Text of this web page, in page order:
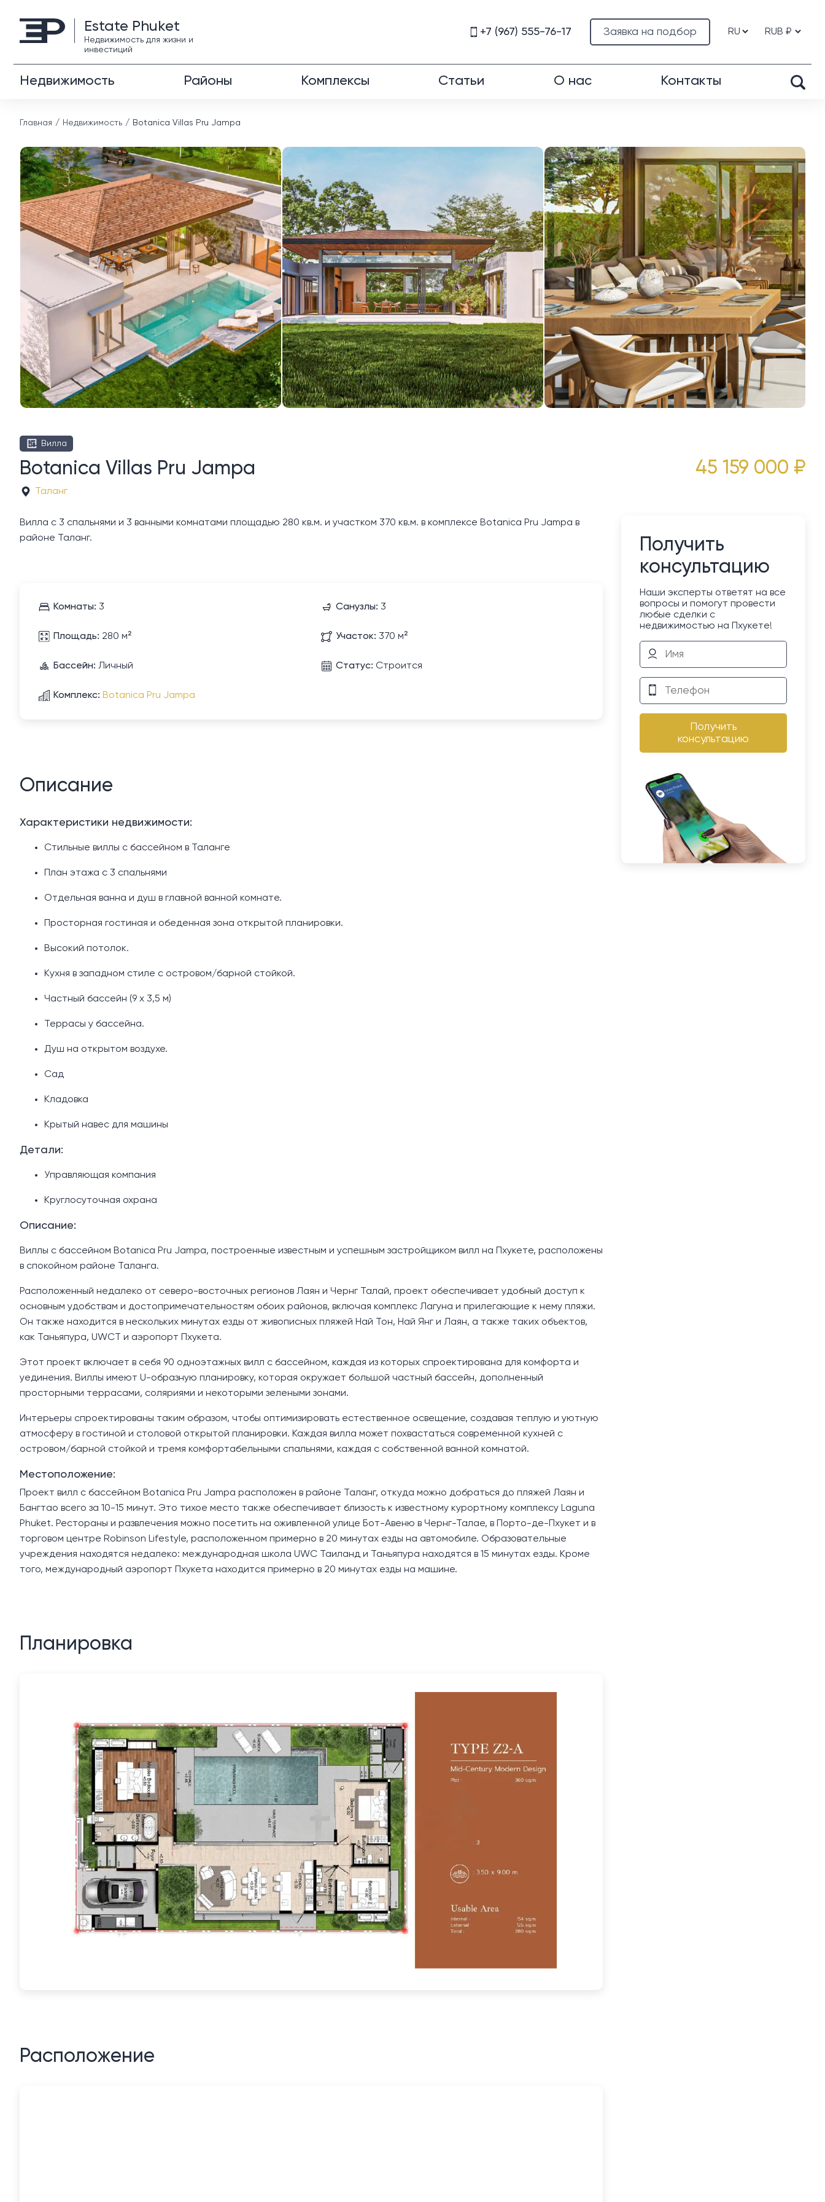
Estate Phuket
Недвижимость для жизни и
инвестиций
Заявка на подбор
+7 (967) 555-76-17
Недвижимость Районы Комплексы Статьи О нас Контакты
Главная Недвижимость Botanica Villas Pru Jampa
Вилла
Botanica Villas Pru Jampa
Таланг
45 159 000 ₽
Вилла с 3 спальнями и 3 ванными комнатами площадью 280 кв.м. и участком 370 кв.м. в комплексе Botanica Pru Jampa в
районе Таланг.
Комнаты: 3 Санузлы: 3
Площадь: 280 м² Участок: 370 м²
Бассейн: Личный Статус: Строится
Комплекс: Botanica Pru Jampa
Описание
Характеристики недвижимости:
Стильные виллы с бассейном в Таланге
План этажа с 3 спальнями
Отдельная ванна и душ в главной ванной комнате.
Просторная гостиная и обеденная зона открытой планировки.
Высокий потолок.
Кухня в западном стиле с островом/барной стойкой.
Частный бассейн (9 х 3,5 м)
Террасы у бассейна.
Душ на открытом воздухе.
Сад
Кладовка
Крытый навес для машины
Детали:
Управляющая компания
Круглосуточная охрана
Описание:
Виллы с бассейном Botanica Pru Jampa, построенные известным и успешным застройщиком вилл на Пхукете, расположены
в спокойном районе Таланга.
Расположенный недалеко от северо-восточных регионов Лаян и Чернг Талай, проект обеспечивает удобный доступ к
основным удобствам и достопримечательностям обоих районов, включая комплекс Лагуна и прилегающие к нему пляжи.
Он также находится в нескольких минутах езды от живописных пляжей Най Тон, Най Янг и Лаян, а также таких объектов,
как Таньяпура, UWCT и аэропорт Пхукета.
Этот проект включает в себя 90 одноэтажных вилл с бассейном, каждая из которых спроектирована для комфорта и
уединения. Виллы имеют U-образную планировку, которая окружает большой частный бассейн, дополненный
просторными террасами, соляриями и некоторыми зелеными зонами.
Интерьеры спроектированы таким образом, чтобы оптимизировать естественное освещение, создавая теплую и уютную
атмосферу в гостиной и столовой открытой планировки. Каждая вилла может похвастаться современной кухней с
островом/барной стойкой и тремя комфортабельными спальнями, каждая с собственной ванной комнатой.
Местоположение:
Проект вилл с бассейном Botanica Pru Jampa расположен в районе Таланг, откуда можно добраться до пляжей Лаян и
Бангтао всего за 10-15 минут. Это тихое место также обеспечивает близость к известному курортному комплексу Laguna
Phuket. Рестораны и развлечения можно посетить на оживленной улице Бот-Авеню в Чернг-Талае, в Порто-де-Пхукет и в
торговом центре Robinson Lifestyle, расположенном примерно в 20 минутах езды на автомобиле. Образовательные
учреждения находятся недалеко: международная школа UWC Таиланд и Таньяпура находятся в 15 минутах езды. Кроме
того, международный аэропорт Пхукета находится примерно в 20 минутах езды на машине.
Планировка
Расположение
Получить
консультацию
Наши эксперты ответят на все
вопросы и помогут провести
любые сделки с
недвижимостью на Пхукете!
Получить
консультацию